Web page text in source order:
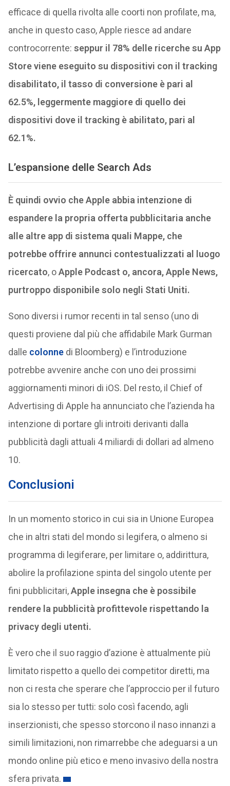
efficace di quella rivolta alle coorti non profilate, ma,
anche in questo caso, Apple riesce ad andare
controcorrente: seppur il 78% delle ricerche su App
Store viene eseguito su dispositivi con il tracking
disabilitato, il tasso di conversione è pari al
62.5%, leggermente maggiore di quello dei
dispositivi dove il tracking è abilitato, pari al
62.1%.
L’espansione delle Search Ads
È quindi ovvio che Apple abbia intenzione di
espandere la propria offerta pubblicitaria anche
alle altre app di sistema quali Mappe, che
potrebbe offrire annunci contestualizzati al luogo
ricercato, oApple Podcast o, ancora, Apple News,
purtroppo disponibile solo negli Stati Uniti.
Sono diversi i rumor recenti in tal senso (uno di
questi proviene dal più che affidabile Mark Gurman
dalle colonnedi Bloomberg) e l’introduzione
potrebbe avvenire anche con uno dei prossimi
aggiornamenti minori di iOS. Del resto, il Chief of
Advertising di Apple ha annunciato che l’azienda ha
intenzione di portare gli introiti derivanti dalla
pubblicità dagli attuali 4 miliardi di dollari ad almeno
10.
Conclusioni
In un momento storico in cui sia in Unione Europea
che in altri stati del mondo si legifera, o almeno si
programma di legiferare, per limitare o, addirittura,
abolire la profilazione spinta del singolo utente per
fini pubblicitari,Apple insegna che è possibile
rendere la pubblicità profittevole rispettando la
privacy degli utenti.
È vero che il suo raggio d’azione è attualmente più
limitato rispetto a quello dei competitor diretti, ma
non ci resta che sperare che l’approccio per il futuro
sia lo stesso per tutti: solo così facendo, agli
inserzionisti, che spesso storcono il naso innanzi a
simili limitazioni, non rimarrebbe che adeguarsi a un
mondo online più etico e meno invasivo della nostra
sfera privata.